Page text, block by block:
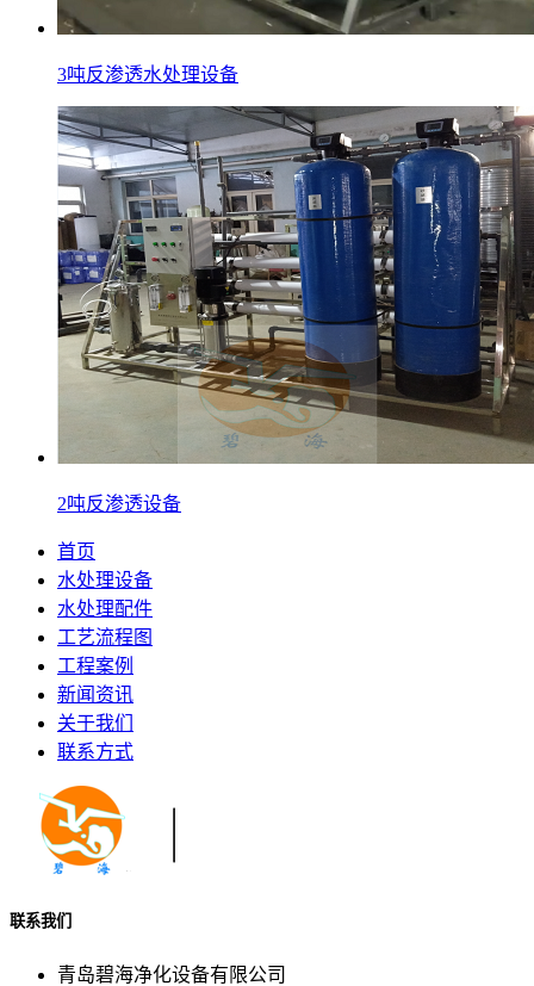
3吨反渗透水处理设备
2吨反渗透设备
首页
水处理设备
水处理配件
工艺流程图
工程案例
新闻资讯
关于我们
联系方式
联系我们
青岛碧海净化设备有限公司